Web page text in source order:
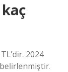
2024